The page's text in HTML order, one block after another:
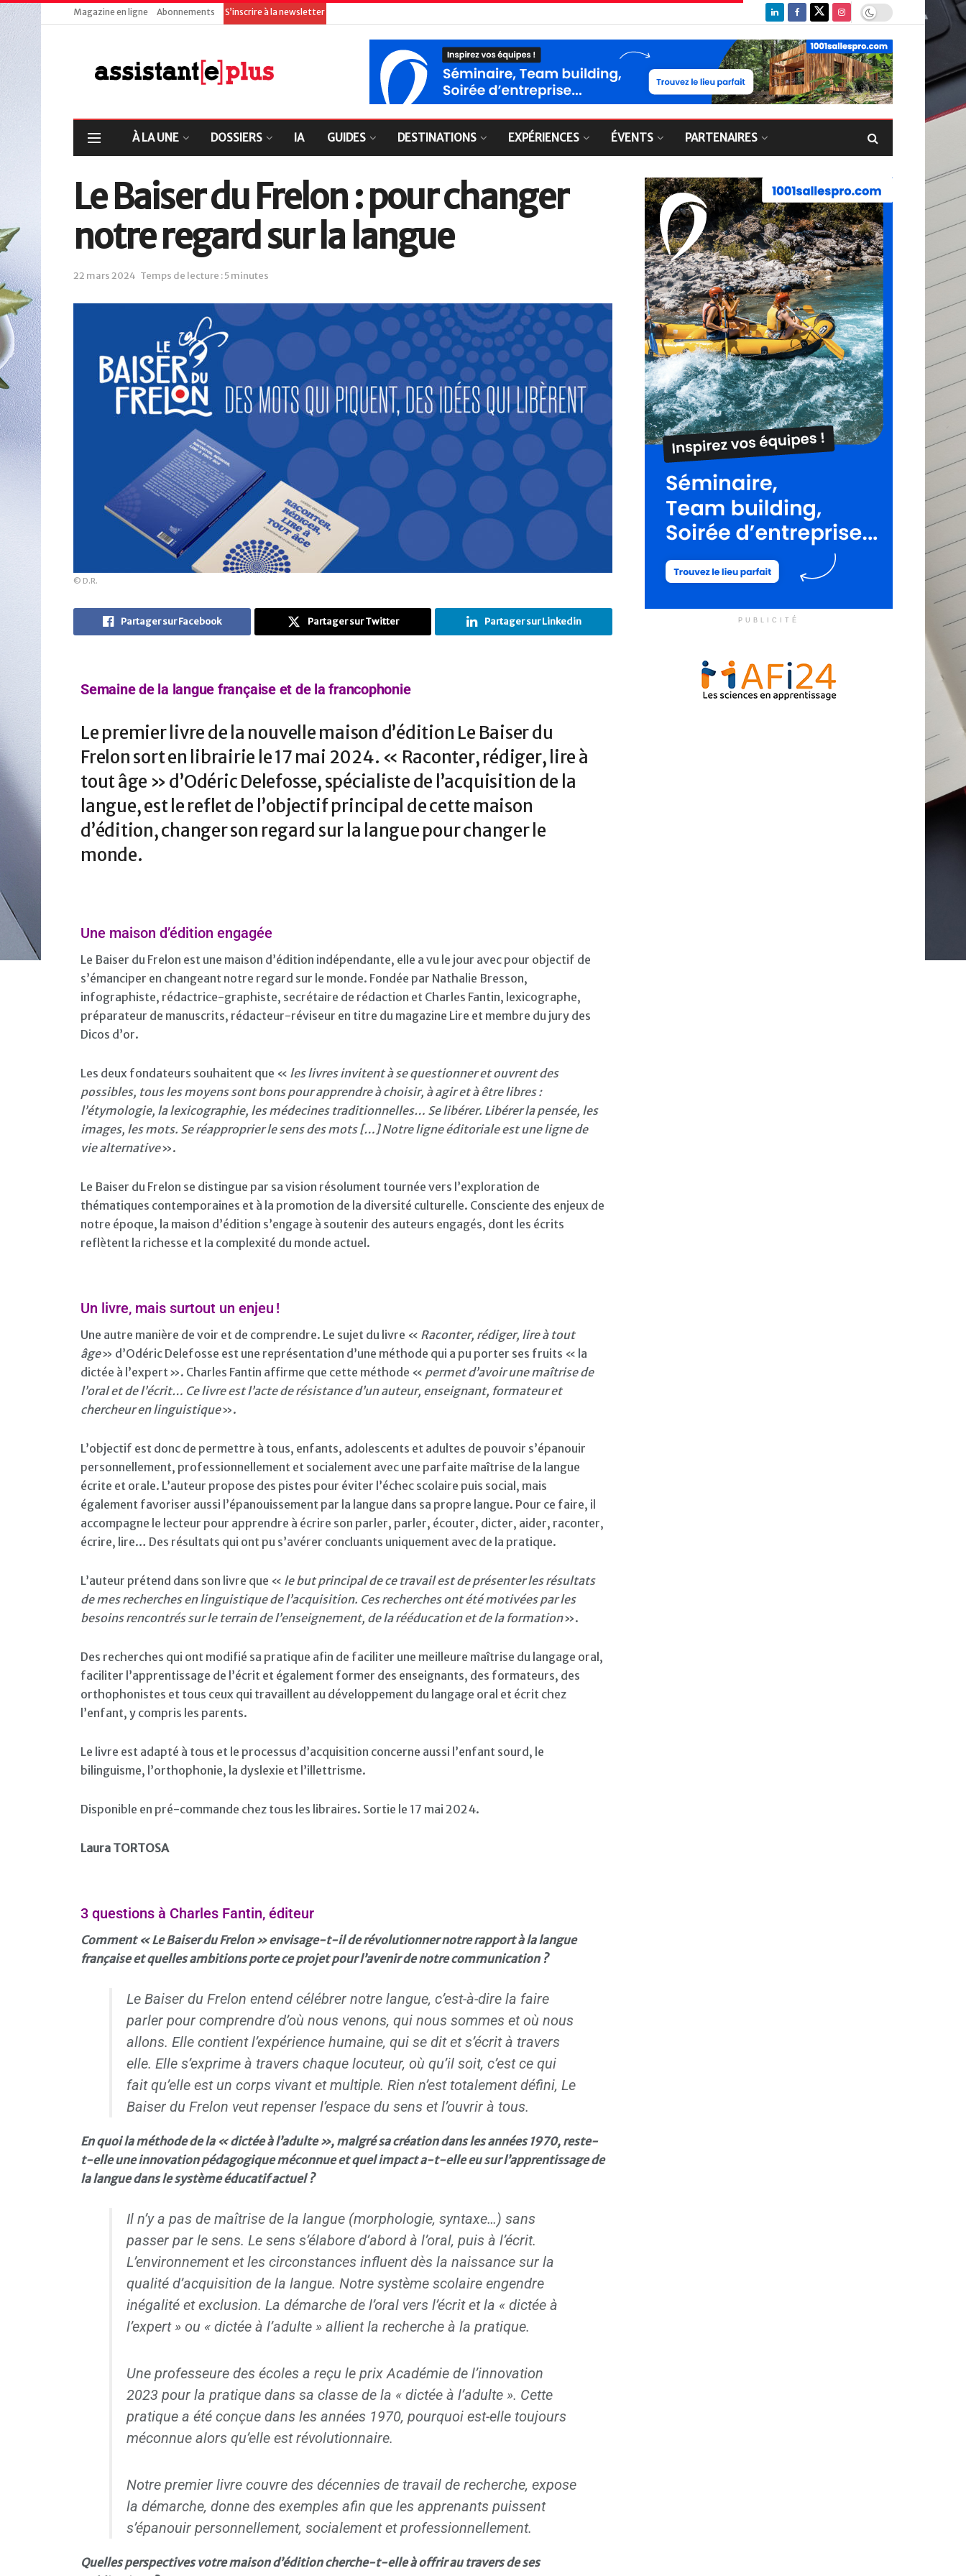
Magazine en ligne Abonnements S’inscrire à la newsletter
À LA UNE DOSSIERS IA GUIDES DESTINATIONS EXPÉRIENCES ÉVENTS PARTENAIRES
Le Baiser du Frelon : pour changer
notre regard sur la langue
22 mars 2024 Temps de lecture : 5 minutes
© D.R.
Partager sur Facebook Partager sur Twitter Partager sur Linkedin
Semaine de la langue française et de la francophonie
Le premier livre de la nouvelle maison d’édition Le Baiser du
Frelon sort en librairie le 17 mai 2024. « Raconter, rédiger, lire à
tout âge » d’Odéric Delefosse, spécialiste de l’acquisition de la
langue, est le reflet de l’objectif principal de cette maison
d’édition, changer son regard sur la langue pour changer le
monde.
Une maison d’édition engagée
Le Baiser du Frelon est une maison d’édition indépendante, elle a vu le jour avec pour objectif de
s’émanciper en changeant notre regard sur le monde. Fondée par Nathalie Bresson,
infographiste, rédactrice-graphiste, secrétaire de rédaction et Charles Fantin, lexicographe,
préparateur de manuscrits, rédacteur-réviseur en titre du magazine Lire et membre du jury des
Dicos d’or.
Les deux fondateurs souhaitent que « les livres invitent à se questionner et ouvrent des
possibles, tous les moyens sont bons pour apprendre à choisir, à agir et à être libres :
l’étymologie, la lexicographie, les médecines traditionnelles… Se libérer. Libérer la pensée, les
images, les mots. Se réapproprier le sens des mots […] Notre ligne éditoriale est une ligne de
vie alternative».
Le Baiser du Frelon se distingue par sa vision résolument tournée vers l’exploration de
thématiques contemporaines et à la promotion de la diversité culturelle. Consciente des enjeux de
notre époque, la maison d’édition s’engage à soutenir des auteurs engagés, dont les écrits
reflètent la richesse et la complexité du monde actuel.
Un livre, mais surtout un enjeu !
Une autre manière de voir et de comprendre. Le sujet du livre « Raconter, rédiger, lire à tout
âge» d’Odéric Delefosse est une représentation d’une méthode qui a pu porter ses fruits « la
dictée à l’expert ». Charles Fantin affirme que cette méthode « permet d’avoir une maîtrise de
l’oral et de l’écrit… Ce livre est l’acte de résistance d’un auteur, enseignant, formateur et
chercheur en linguistique».
L’objectif est donc de permettre à tous, enfants, adolescents et adultes de pouvoir s’épanouir
personnellement, professionnellement et socialement avec une parfaite maîtrise de la langue
écrite et orale. L’auteur propose des pistes pour éviter l’échec scolaire puis social, mais
également favoriser aussi l’épanouissement par la langue dans sa propre langue. Pour ce faire, il
accompagne le lecteur pour apprendre à écrire son parler, parler, écouter, dicter, aider, raconter,
écrire, lire… Des résultats qui ont pu s’avérer concluants uniquement avec de la pratique.
L’auteur prétend dans son livre que « le but principal de ce travail est de présenter les résultats
de mes recherches en linguistique de l’acquisition. Ces recherches ont été motivées par les
besoins rencontrés sur le terrain de l’enseignement, de la rééducation et de la formation».
Des recherches qui ont modifié sa pratique afin de faciliter une meilleure maîtrise du langage oral,
faciliter l’apprentissage de l’écrit et également former des enseignants, des formateurs, des
orthophonistes et tous ceux qui travaillent au développement du langage oral et écrit chez
l’enfant, y compris les parents.
Le livre est adapté à tous et le processus d’acquisition concerne aussi l’enfant sourd, le
bilinguisme, l’orthophonie, la dyslexie et l’illettrisme.
Disponible en pré-commande chez tous les libraires. Sortie le 17 mai 2024.
Laura TORTOSA
3 questions à Charles Fantin, éditeur
Comment « Le Baiser du Frelon » envisage-t-il de révolutionner notre rapport à la langue
française et quelles ambitions porte ce projet pour l’avenir de notre communication ?
Le Baiser du Frelon entend célébrer notre langue, c’est-à-dire la faire
parler pour comprendre d’où nous venons, qui nous sommes et où nous
allons. Elle contient l’expérience humaine, qui se dit et s’écrit à travers
elle. Elle s’exprime à travers chaque locuteur, où qu’il soit, c’est ce qui
fait qu’elle est un corps vivant et multiple. Rien n’est totalement défini, Le
Baiser du Frelon veut repenser l’espace du sens et l’ouvrir à tous.
En quoi la méthode de la « dictée à l’adulte », malgré sa création dans les années 1970, reste-
t-elle une innovation pédagogique méconnue et quel impact a-t-elle eu sur l’apprentissage de
la langue dans le système éducatif actuel ?
Il n’y a pas de maîtrise de la langue (morphologie, syntaxe…) sans
passer par le sens. Le sens s’élabore d’abord à l’oral, puis à l’écrit.
L’environnement et les circonstances influent dès la naissance sur la
qualité d’acquisition de la langue. Notre système scolaire engendre
inégalité et exclusion. La démarche de l’oral vers l’écrit et la « dictée à
l’expert » ou « dictée à l’adulte » allient la recherche à la pratique.
Une professeure des écoles a reçu le prix Académie de l’innovation
2023 pour la pratique dans sa classe de la « dictée à l’adulte ». Cette
pratique a été conçue dans les années 1970, pourquoi est-elle toujours
méconnue alors qu’elle est révolutionnaire.
Notre premier livre couvre des décennies de travail de recherche, expose
la démarche, donne des exemples afin que les apprenants puissent
s’épanouir personnellement, socialement et professionnellement.
Quelles perspectives votre maison d’édition cherche-t-elle à offrir au travers de ses
PUBLICITÉ